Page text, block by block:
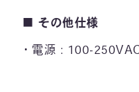
■ その他仕様
電源 : 100-